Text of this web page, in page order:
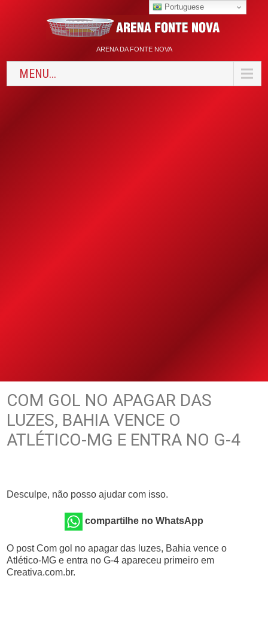
ARENA DA FONTE NOVA
MENU...
COM GOL NO APAGAR DAS
LUZES, BAHIA VENCE O
ATLÉTICO-MG E ENTRA NO G-4
Desculpe, não posso ajudar com isso.
compartilhe no WhatsApp
O post Com gol no apagar das luzes, Bahia vence o
Atlético-MG e entra no G-4 apareceu primeiro em
Creativa.com.br.
Portuguese